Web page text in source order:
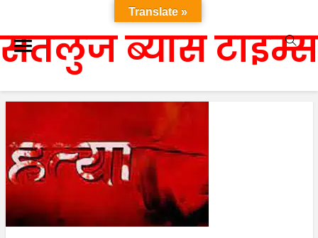
सतलुज ब्यास टाइम्स
Translate »